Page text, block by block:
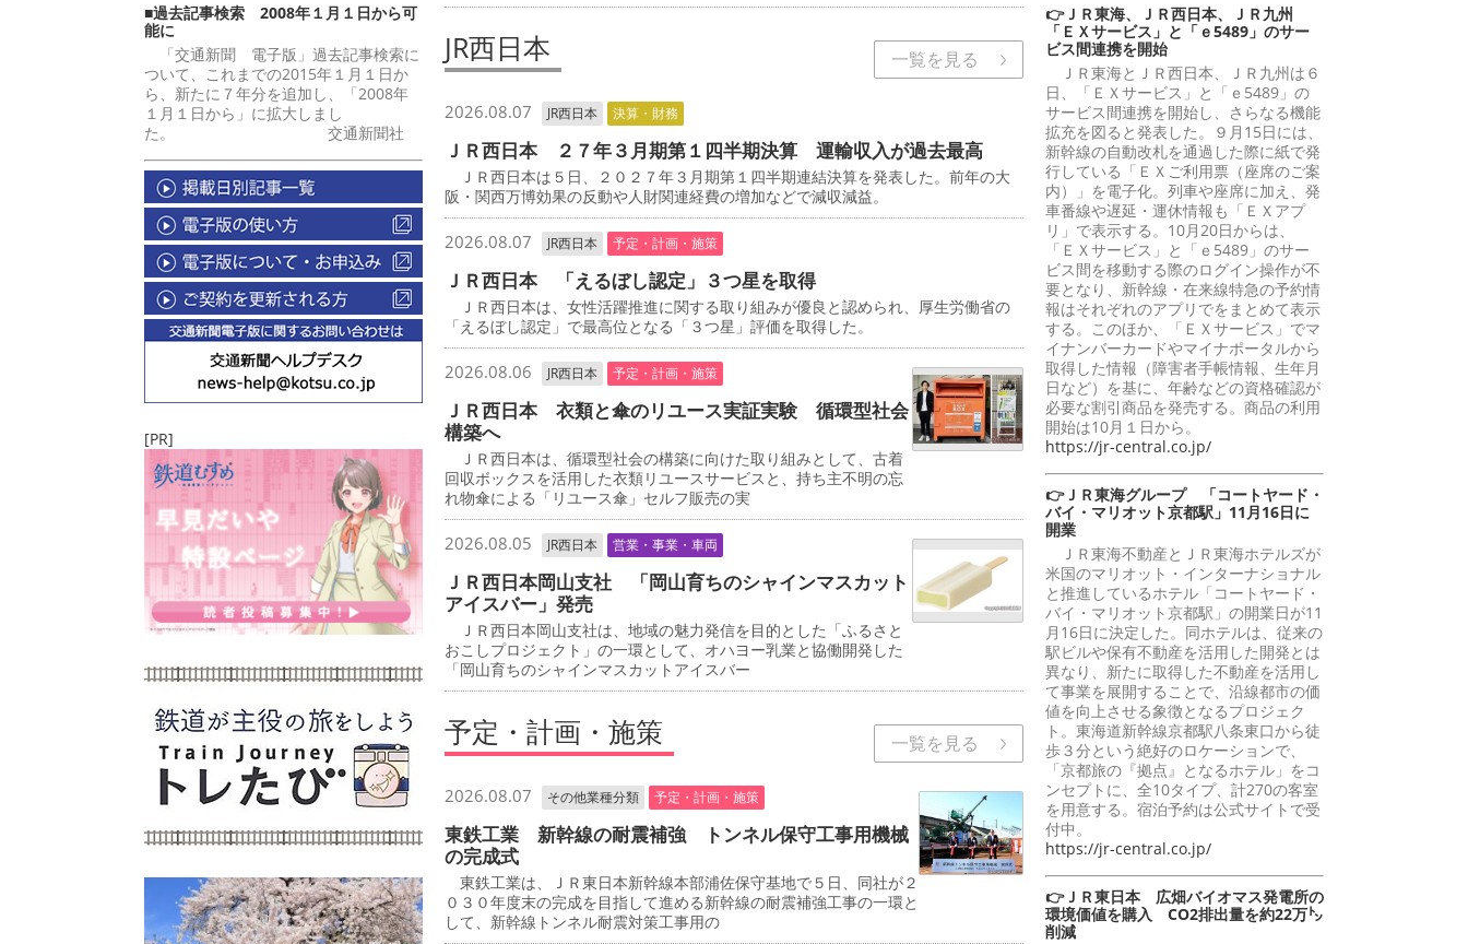
■過去記事検索 2008年１月１日から可
能に
「交通新聞 電子版」過去記事検索に
ついて、これまでの2015年１月１日か
ら、新たに７年分を追加し、「2008年
１月１日から」に拡大しまし
た。 交通新聞社
[PR]
JR西日本 一覧を見る
2026.08.07 JR西日本 決算・財務
ＪＲ西日本 ２７年３月期第１四半期決算 運輸収入が過去最高
ＪＲ西日本は５日、２０２７年３月期第１四半期連結決算を発表した。前年の大
阪・関西万博効果の反動や人財関連経費の増加などで減収減益。
2026.08.07 JR西日本 予定・計画・施策
ＪＲ西日本 「えるぼし認定」３つ星を取得
ＪＲ西日本は、女性活躍推進に関する取り組みが優良と認められ、厚生労働省の
「えるぼし認定」で最高位となる「３つ星」評価を取得した。
2026.08.06 JR西日本 予定・計画・施策
ＪＲ西日本 衣類と傘のリユース実証実験 循環型社会
構築へ
ＪＲ西日本は、循環型社会の構築に向けた取り組みとして、古着
回収ボックスを活用した衣類リユースサービスと、持ち主不明の忘
れ物傘による「リユース傘」セルフ販売の実
2026.08.05 JR西日本 営業・事業・車両
ＪＲ西日本岡山支社 「岡山育ちのシャインマスカット
アイスバー」発売
ＪＲ西日本岡山支社は、地域の魅力発信を目的とした「ふるさと
おこしプロジェクト」の一環として、オハヨー乳業と協働開発した
「岡山育ちのシャインマスカットアイスバー
予定・計画・施策 一覧を見る
2026.08.07 その他業種分類 予定・計画・施策
東鉄工業 新幹線の耐震補強 トンネル保守工事用機械
の完成式
東鉄工業は、ＪＲ東日本新幹線本部浦佐保守基地で５日、同社が２
０３０年度末の完成を目指して進める新幹線の耐震補強工事の一環と
して、新幹線トンネル耐震対策工事用の
👉ＪＲ東海、ＪＲ西日本、ＪＲ九州
「ＥＸサービス」と「ｅ5489」のサー
ビス間連携を開始
ＪＲ東海とＪＲ西日本、ＪＲ九州は６
日、「ＥＸサービス」と「ｅ5489」の
サービス間連携を開始し、さらなる機能
拡充を図ると発表した。９月15日には、
新幹線の自動改札を通過した際に紙で発
行している「ＥＸご利用票（座席のご案
内）」を電子化。列車や座席に加え、発
車番線や遅延・運休情報も「ＥＸアプ
リ」で表示する。10月20日からは、
「ＥＸサービス」と「ｅ5489」のサー
ビス間を移動する際のログイン操作が不
要となり、新幹線・在来線特急の予約情
報はそれぞれのアプリでをまとめて表示
する。このほか、「ＥＸサービス」でマ
イナンバーカードやマイナポータルから
取得した情報（障害者手帳情報、生年月
日など）を基に、年齢などの資格確認が
必要な割引商品を発売する。商品の利用
開始は10月１日から。
https://jr-central.co.jp/
👉ＪＲ東海グループ 「コートヤード・
バイ・マリオット京都駅」11月16日に
開業
ＪＲ東海不動産とＪＲ東海ホテルズが
米国のマリオット・インターナショナル
と推進しているホテル「コートヤード・
バイ・マリオット京都駅」の開業日が11
月16日に決定した。同ホテルは、従来の
駅ビルや保有不動産を活用した開発とは
異なり、新たに取得した不動産を活用し
て事業を展開することで、沿線都市の価
値を向上させる象徴となるプロジェク
ト。東海道新幹線京都駅八条東口から徒
歩３分という絶好のロケーションで、
「京都旅の『拠点』となるホテル」をコ
ンセプトに、全10タイプ、計270の客室
を用意する。宿泊予約は公式サイトで受
付中。
https://jr-central.co.jp/
👉ＪＲ東日本 広畑バイオマス発電所の
環境価値を購入 CO2排出量を約22万㌧
削減